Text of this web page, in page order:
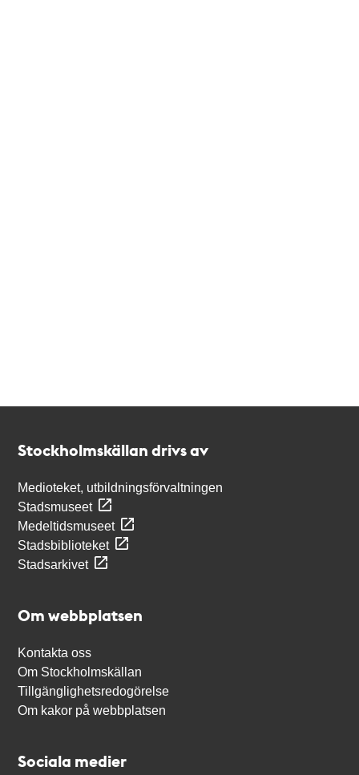
Stockholmskällan drivs av
Medioteket, utbildningsförvaltningen
Stadsmuseet
Medeltidsmuseet
Stadsbiblioteket
Stadsarkivet
Om webbplatsen
Kontakta oss
Om Stockholmskällan
Tillgänglighetsredogörelse
Om kakor på webbplatsen
Sociala medier